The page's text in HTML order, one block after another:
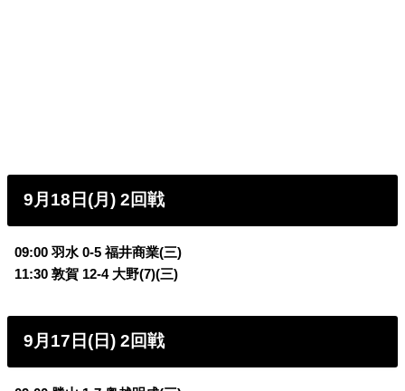
9月18日(月) 2回戦
09:00 羽水 0-5 福井商業(三)
11:30 敦賀 12-4 大野(7)(三)
9月17日(日) 2回戦